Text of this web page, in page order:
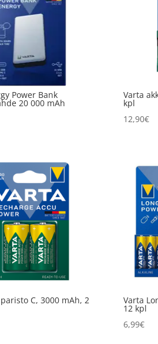
Power Bank
20 000 mAh
Varta
kpl
12,90€
C, 3000 mAh, 2 Varta
12 kpl
6,99€